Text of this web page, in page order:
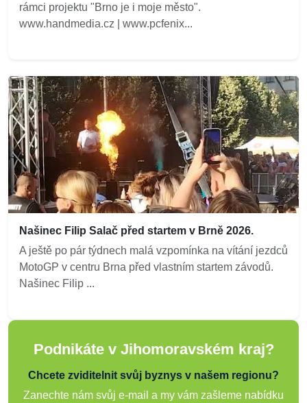
rámci projektu "Brno je i moje město".
www.handmedia.cz | www.pcfenix...
Našinec Filip Salač před startem v Brně 2026.
A ještě po pár týdnech malá vzpomínka na vítání jezdců
MotoGP v centru Brna před vlastním startem závodů.
Našinec Filip ...
Podnikáte v Jihomoravském kraj?
Chcete zviditelnit svůj byznys v našem regionu?
Zanechte nám svůj e-mail a my vám zašleme nabídku